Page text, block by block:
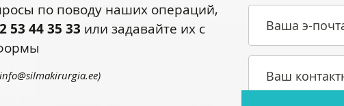
по поводу наших операций,
53 44 35 33 или задавайте их с
info@silmakirurgia.ee)
Ваша э-
Ваш